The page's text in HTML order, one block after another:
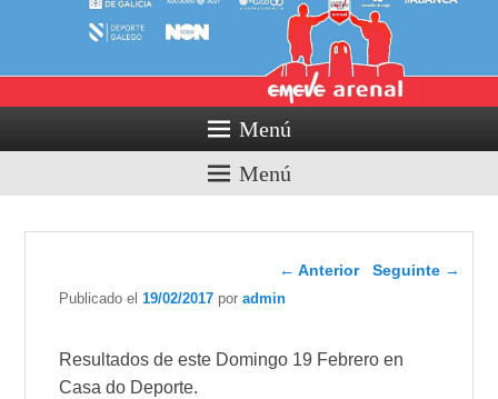
Menú
Menú
Navegador de artigos
← Anterior Seguinte →
Publicado el19/02/2017 poradmin
Resultados de este Domingo 19 Febrero en
Casa do Deporte.